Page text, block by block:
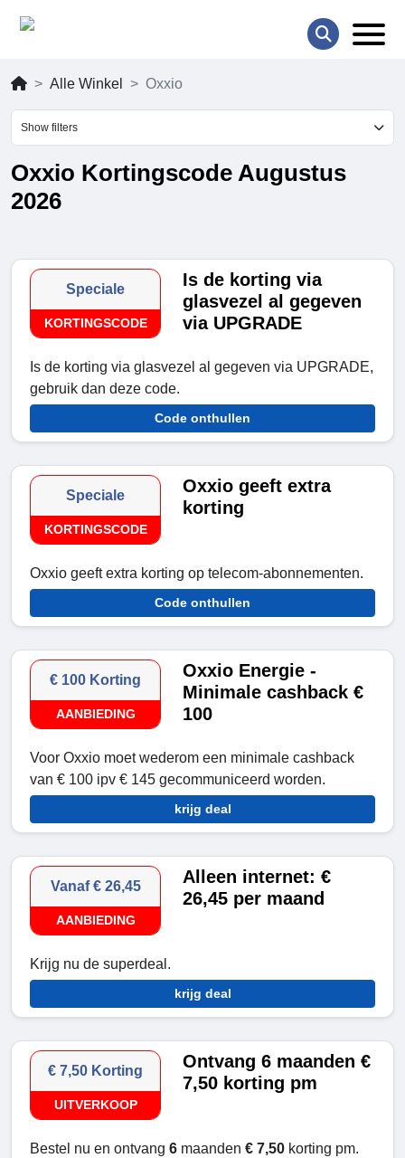
Alle Winkel Oxxio
Show filters
Oxxio Kortingscode Augustus
2026
Speciale
KORTINGSCODE
Is de korting via
glasvezel al gegeven
via UPGRADE
Is de korting via glasvezel al gegeven via UPGRADE,
gebruik dan deze code.
Code onthullen
Speciale
KORTINGSCODE
Oxxio geeft extra
korting
Oxxio geeft extra korting op telecom-abonnementen.
Code onthullen
€ 100 Korting
AANBIEDING
Oxxio Energie -
Minimale cashback €
100
Voor Oxxio moet wederom een minimale cashback
van € 100 ipv € 145 gecommuniceerd worden.
krijg deal
Vanaf € 26,45
AANBIEDING
Alleen internet: €
26,45 per maand
Krijg nu de superdeal.
krijg deal
€ 7,50 Korting
UITVERKOOP
Ontvang 6 maanden €
7,50 korting pm
Bestel nu en ontvang 6 maanden € 7,50 korting pm.